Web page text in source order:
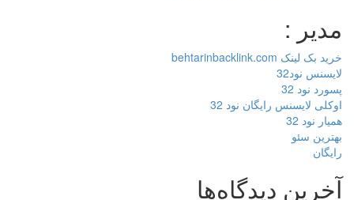
مدیر :
خرید بک لینک behtarinbacklink.com
لایسنس نود32
پسورد نود 32
اوکلی لایسنس رایگان نود 32
همیار نود 32
بهترین سئو
رایگان
آخرین دیدگاه‌ها